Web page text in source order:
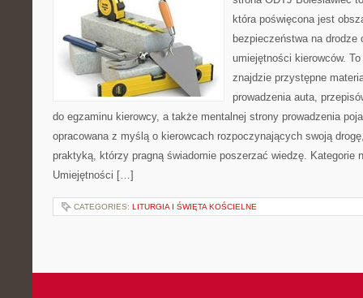
która poświęcona jest
bezpieczeństwa na drodze
umiejętności kierowców.
znajdzie przystępne
prowadzenia auta,
do egzaminu kierowcy, a także mentalnej strony prowadzenia
opracowana z myślą o kierowcach rozpoczynających swoją
praktyką, którzy pragną świadomie poszerzać wiedzę. Kategorie
Umiejętności […]
CATEGORIES: LITURGIA I ŚWIĘTA KOŚCIELNE